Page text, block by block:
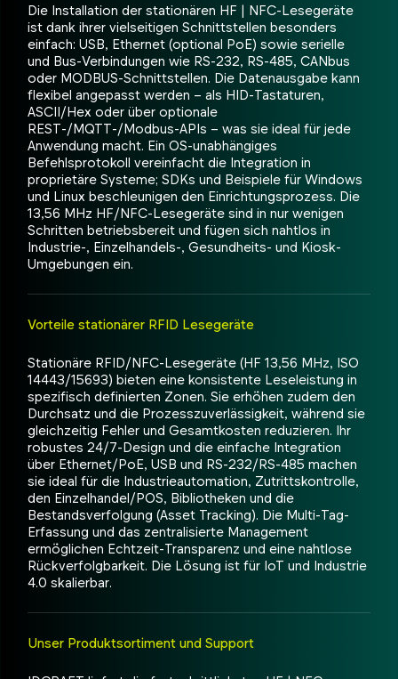
Die Installation der stationären HF | NFC-Lesegeräte
ist dank ihrer vielseitigen Schnittstellen besonders
einfach: USB, Ethernet (optional PoE) sowie serielle
und Bus-Verbindungen wie RS-232, RS-485, CANbus
oder MODBUS-Schnittstellen. Die Datenausgabe kann
flexibel angepasst werden – als HID-Tastaturen,
ASCII/Hex oder über optionale
REST-/MQTT-/Modbus-APIs – was sie ideal für jede
Anwendung macht. Ein OS-unabhängiges
Befehlsprotokoll vereinfacht die Integration in
proprietäre Systeme; SDKs und Beispiele für Windows
und Linux beschleunigen den Einrichtungsprozess. Die
13,56 MHz HF/NFC-Lesegeräte sind in nur wenigen
Schritten betriebsbereit und fügen sich nahtlos in
Industrie-, Einzelhandels-, Gesundheits- und Kiosk-
Umgebungen ein.
Vorteile stationärer RFID Lesegeräte
Stationäre RFID/NFC-Lesegeräte (HF 13,56 MHz, ISO
14443/15693) bieten eine konsistente Leseleistung in
spezifisch definierten Zonen. Sie erhöhen zudem den
Durchsatz und die Prozesszuverlässigkeit, während sie
gleichzeitig Fehler und Gesamtkosten reduzieren. Ihr
robustes 24/7-Design und die einfache Integration
über Ethernet/PoE, USB und RS-232/RS-485 machen
sie ideal für die Industrieautomation, Zutrittskontrolle,
den Einzelhandel/POS, Bibliotheken und die
Bestandsverfolgung (Asset Tracking). Die Multi-Tag-
Erfassung und das zentralisierte Management
ermöglichen Echtzeit-Transparenz und eine nahtlose
Rückverfolgbarkeit. Die Lösung ist für IoT und Industrie
4.0 skalierbar.
Unser Produktsortiment und Support